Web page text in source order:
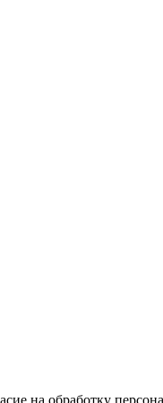
на обработку